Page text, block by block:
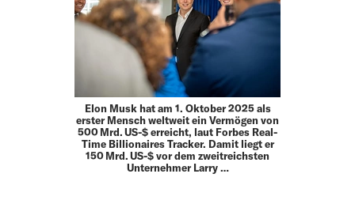
Elon Musk hat am 1. Oktober 2025 als
erster Mensch weltweit ein Vermögen von
500 Mrd. US-$ erreicht, laut Forbes Real-
Time Billionaires Tracker. Damit liegt er
150 Mrd. US-$ vor dem zweitreichsten
Unternehmer Larry …